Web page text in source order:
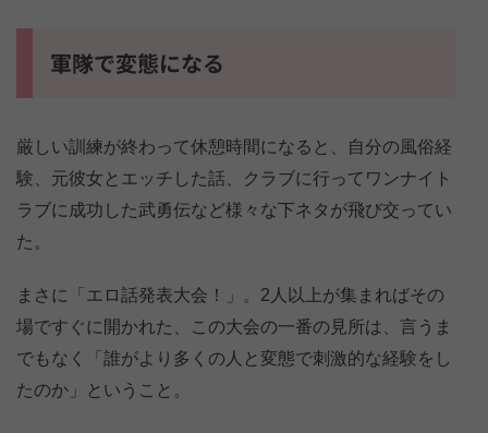
軍隊で変態になる
厳しい訓練が終わって休憩時間になると、自分の風俗経
験、元彼女とエッチした話、クラブに行ってワンナイト
ラブに成功した武勇伝など様々な下ネタが飛び交ってい
た。
まさに「エロ話発表大会！」。2人以上が集まればその
場ですぐに開かれた、この大会の一番の見所は、言うま
でもなく「誰がより多くの人と変態で刺激的な経験をし
たのか」ということ。